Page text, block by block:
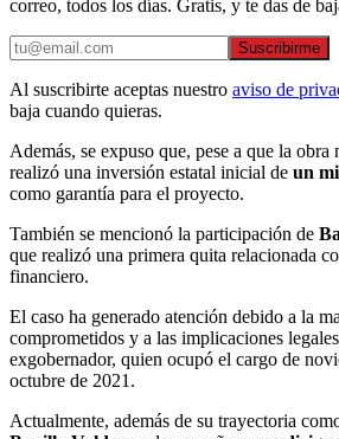
correo, todos los días. Gratis, y te das de
Suscribirme
Al suscribirte aceptas nuestro aviso de
baja cuando quieras.
Además, se expuso que, pese a que la obra
realizó una inversión estatal inicial de un
como garantía para el proyecto.
También se mencionó la participación de
que realizó una primera quita relacionada
financiero.
El caso ha generado atención debido a la
comprometidos y a las implicaciones
exgobernador, quien ocupó el cargo de
octubre de 2021.
Actualmente, además de su trayectoria